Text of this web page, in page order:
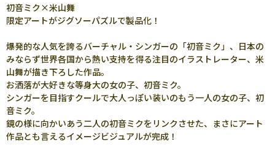
初音ミク×米山舞
限定アートがジグソーパズルで製品化！
爆発的な人気を誇るバーチャル・シンガーの「初音ミク」、日本の
みならず世界各国から熱い支持を得る注目のイラストレーター、米
山舞が描き下ろした作品。
お洒落が大好きな等身大の女の子、初音ミク。
シンガーを目指すクールで大人っぽい装いのもう一人の女の子、初
音ミク。
鏡の様に向かいあう二人の初音ミクをリンクさせた、まさにアート
作品とも言えるイメージビジュアルが完成！